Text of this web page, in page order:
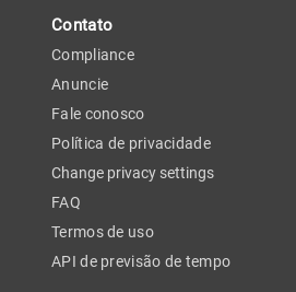
Contato
Compliance
Anuncie
Fale conosco
Política de privacidade
Change privacy settings
FAQ
Termos de uso
API de previsão de tempo